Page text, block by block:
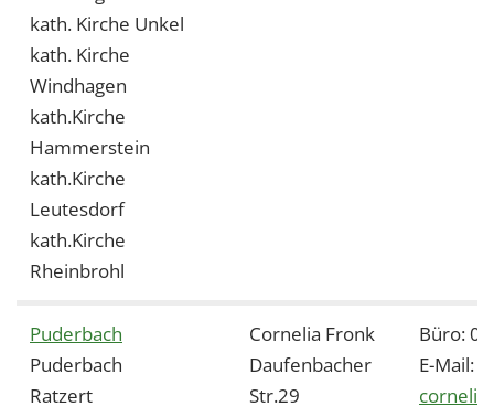
kath. Kirche Unkel
kath. Kirche
Windhagen
kath.Kirche
Hammerstein
kath.Kirche
Leutesdorf
kath.Kirche
Rheinbrohl
Puderbach
Puderbach
Ratzert
Cornelia Fronk
Daufenbacher
Str.29
Büro:
E-Mail: